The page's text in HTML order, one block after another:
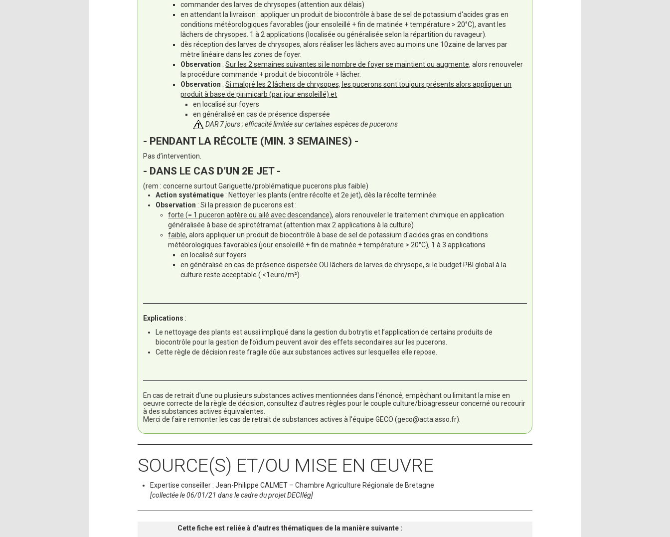
commander des larves de chrysopes (attention aux délais)
en attendant la livraison : appliquer un produit de biocontrôle à base de sel de potassium d'acides gras en
conditions météorologiques favorables (jour ensoleillé + fin de matinée + température > 20°C), avant les
lâchers de chrysopes. 1 à 2 applications (localisée ou généralisée selon la répartition du ravageur).
dès réception des larves de chrysopes, alors réaliser les lâchers avec au moins une 10zaine de larves par
mètre linéaire dans les zones de foyer.
Observation :Sur les 2 semaines suivantes si le nombre de foyer se maintient ou augmente, alors renouveler
la procédure commande + produit de biocontrôle + lâcher.
Observation :Si malgré les 2 lâchers de chrysopes, les pucerons sont toujours présents alors appliquer un
produit à base de pirimicarb (par jour ensoleillé) et
en localisé sur foyers
en généralisé en cas de présence dispersée
DAR 7 jours ; efficacité limitée sur certaines espèces de pucerons
- PENDANT LA RÉCOLTE (MIN. 3 SEMAINES) -
Pas d’intervention.
- DANS LE CAS D’UN 2E JET -
(rem : concerne surtout Gariguette/problématique pucerons plus faible)
Action systématique : Nettoyer les plants (entre récolte et 2e jet), dès la récolte terminée.
Observation : Si la pression de pucerons est :
forte (= 1 puceron aptère ou ailé avec descendance), alors renouveler le traitement chimique en application
généralisée à base de spirotétramat (attention max 2 applications à la culture)
faible, alors appliquer un produit de biocontrôle à base de sel de potassium d'acides gras en conditions
météorologiques favorables (jour ensoleillé + fin de matinée + température > 20°C), 1 à 3 applications
en localisé sur foyers
en généralisé en cas de présence dispersée OU lâchers de larves de chrysope, si le budget PBI global à la
culture reste acceptable ( <1euro/m²).
Explications :
Le nettoyage des plants est aussi impliqué dans la gestion du botrytis et l’application de certains produits de
biocontrôle pour la gestion de l’oïdium peuvent avoir des effets secondaires sur les pucerons.
Cette règle de décision reste fragile dûe aux substances actives sur lesquelles elle repose.
En cas de retrait d'une ou plusieurs substances actives mentionnées dans l'énoncé, empêchant ou limitant la mise en
oeuvre correcte de la règle de décision, consultez d'autres règles pour le couple culture/bioagresseur concerné ou recourir
à des substances actives équivalentes.
Merci de faire remonter les cas de retrait de substances actives à l'équipe GECO (geco@acta.asso.fr).
SOURCE(S) ET/OU MISE EN ŒUVRE
Expertise conseiller : Jean-Philippe CALMET – Chambre Agriculture Régionale de Bretagne
[collectée le 06/01/21 dans le cadre du projet DECIlég]
Cette fiche est reliée à d'autres thématiques de la manière suivante :